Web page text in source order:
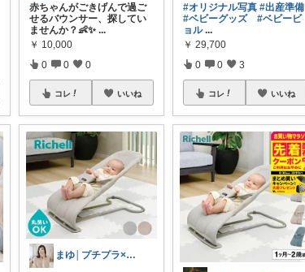
赤ちゃんがごきげんで過ご
せるバウンサー、探してい
ませんか？👶✨ ...
￥ 10,000
0 0 0
コレ いいね
まゆ│プチプラ×ご褒美スイーツ
#オリジナル写真 #出産準備
#ベビーグッズ
#ベビービ
ョル ...
￥ 29,700
0 0 3
コレ いいね